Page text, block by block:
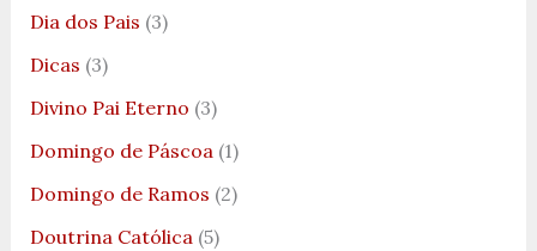
Dia dos Pais (3)
Dicas (3)
Divino Pai Eterno (3)
Domingo de Páscoa(1)
Domingo de Ramos (2)
Doutrina Católica(5)